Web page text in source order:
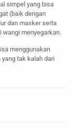
simpel yang bisa
(baik dengan
dan masker serta
wangi menyegarkan.
menggunakan
tak kalah dari